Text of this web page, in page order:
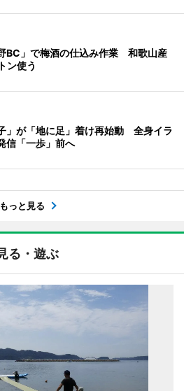
BC」で梅酒の仕込み作業 和歌山産
ン使う
」が「地に足」着け再始動 全身イラ
信「一歩」前へ
もっと見る
る・遊ぶ